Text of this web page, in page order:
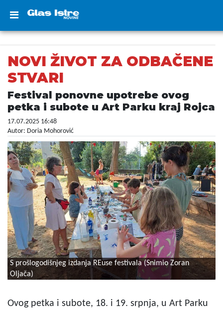
NOVI ŽIVOT ZA ODBAČENE
STVARI
Festival ponovne upotrebe ovog
petka i subote u Art Parku kraj Rojca
17.07.2025 16:48
Autor: Doria Mohorović
S prošlogodišnjeg izdanja REuse festivala (Snimio Zoran
Oljača)
Ovog petka i subote, 18. i 19. srpnja, u Art Parku